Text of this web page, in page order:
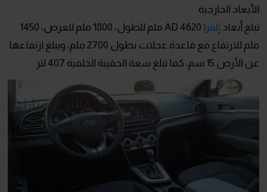
الأبعاد الخارجية
تبلغ أبعاد إلنترا
AD 4620 ملم للطول، 1800 ملم للعرض، 1450
ملم للارتفاع مع قاعدة عجلات بطول 2700 ملم، ويبلغ ارتفاعها
عن الأرض 15 سم، كما تبلغ سعة الحقيبة الخلفية 407 لتر.